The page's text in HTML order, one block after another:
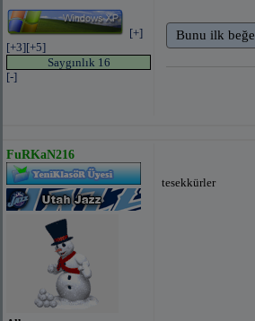
[+]
[+3][+5]
Saygınlık 16
[-]
Bunu ilk
FuRKaN216
tesekkürler